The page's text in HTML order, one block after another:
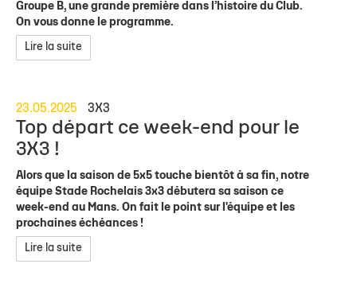
Groupe B, ​une grande première dans l’histoire du Club.
On vous donne le programme.
Lire la suite
23.05.2025 3X3
Top départ ce week-end pour le
3X3 !
Alors que la saison de 5x5 touche bientôt à sa fin, notre
équipe Stade Rochelais 3x3 débutera sa saison ce
week-end au Mans. On fait le point sur l'équipe et les
prochaines échéances !
Lire la suite